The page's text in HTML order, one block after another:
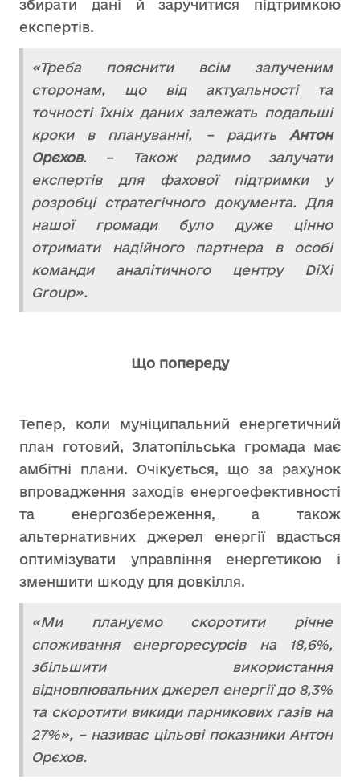
збирати дані й заручитися підтримкою
експертів.
«Треба пояснити всім залученим
сторонам, що від актуальності та
точності їхніх даних залежать подальші
кроки в плануванні, – радить Антон
Орєхов. – Також радимо залучати
експертів для фахової підтримки у
розробці стратегічного документа. Для
нашої громади було дуже цінно
отримати надійного партнера в особі
команди аналітичного центру DiXi
Group».
Що попереду
Тепер, коли муніципальний енергетичний
план готовий, Златопільська громада має
амбітні плани. Очікується, що за рахунок
впровадження заходів енергоефективності
та енергозбереження, а також
альтернативних джерел енергії вдасться
оптимізувати управління енергетикою і
зменшити шкоду для довкілля.
«Ми плануємо скоротити річне
споживання енергоресурсів на 18,6%,
збільшити використання
відновлювальних джерел енергії до 8,3%
та скоротити викиди парникових газів на
27%», – називає цільові показники Антон
Орєхов.